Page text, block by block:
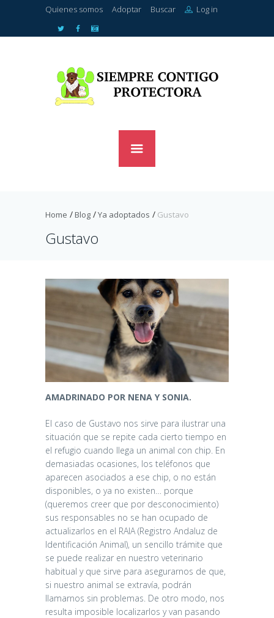
Quienes somos Adoptar Buscar Log in
Home Blog Ya adoptados Gustavo
Gustavo
AMADRINADO POR NENA Y SONIA.
El caso de Gustavo nos sirve para ilustrar una
situación que se repite cada cierto tiempo en
el refugio cuando llega un animal con chip. En
demasiadas ocasiones, los teléfonos que
aparecen asociados a ese chip, o no están
disponibles, o ya no existen… porque
(queremos creer que por desconocimiento)
sus responsables no se han ocupado de
actualizarlos en el RAIA (Registro Andaluz de
Identificación Animal), un sencillo trámite que
se puede realizar en nuestro veterinario
habitual y que sirve para asegurarnos de que,
si nuestro animal se extravía, podrán
llamarnos sin problemas. De otro modo, nos
resulta imposible localizarlos y van pasando